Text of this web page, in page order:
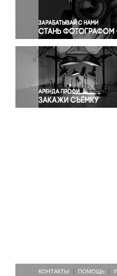
Правосудие
Происшествия и
Религия
Светская жизнь
Спорт
Экология
Экономика и бизнес
КОНТАКТЫ ПОМОЩЬ